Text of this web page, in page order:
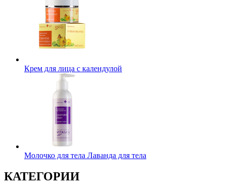
Крем для лица с календулой
Молочко для тела Лаванда для тела
КАТЕГОРИИ